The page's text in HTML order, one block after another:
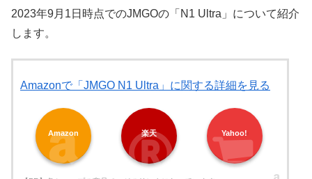
2023年9月1日時点でのJMGOの「N1 Ultra」について紹介
します。
Amazonで「JMGO N1 Ultra」に関する詳細を見る
Amazon 楽天 Yahoo!